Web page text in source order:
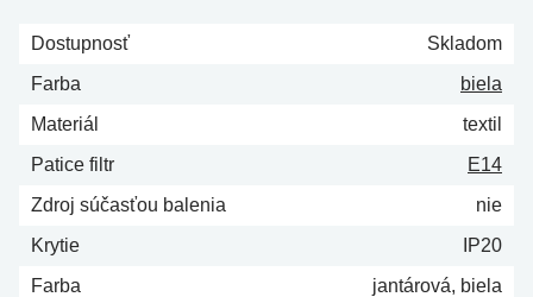
Dostupnosť
Skladom
Farba
biela
Materiál
textil
Patice filtr
E14
Zdroj súčasťou balenia
nie
Krytie
IP20
Farba
jantárová, biela